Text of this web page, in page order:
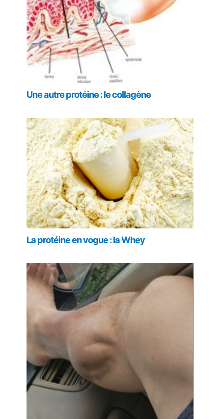
Une autre protéine : le collagène
La protéine en vogue : la Whey